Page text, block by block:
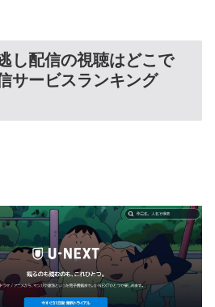
し配信の視聴はどこで
サービスランキング